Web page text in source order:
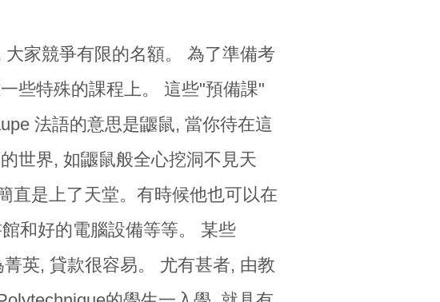
家競爭有限的名額。 為了準備考
些特殊的課程上。 這些"預備課"
法語的意思是鼴鼠, 當你待在這
世界, 如鼴鼠般全心挖洞不見天
直是上了天堂。有時候他也可以在
和好的電腦設備等等。 某些
英, 貸款很容易。 尤有甚者, 由教